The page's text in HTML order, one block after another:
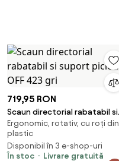
719,95 RON
Scaun directorial rabatabil si
suport picioare OFF 423 gri
Ergonomic, rotativ, cu roți din
plastic
Disponibil în 3 e-shop-uri
În stoc
Livrare gratuită